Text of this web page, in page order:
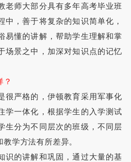
老师大部分具有多年高考毕业班
中，善于将复杂的知识简单化，
易懂的讲解，帮助学生理解和掌
场景之中，加深对知识点的记忆
？
严格的，伊顿教育采用军事化
学一体化，根据学生的入学测试
生分为不同层次的班级，不同层
学方法有所差异。
的讲解和巩固，通过大量的基